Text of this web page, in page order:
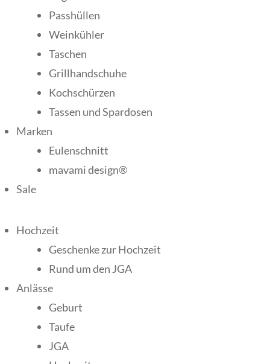
Passhüllen
Weinkühler
Taschen
Grillhandschuhe
Kochschürzen
Tassen und Spardosen
Marken
Eulenschnitt
mavami design®
Sale
Hochzeit
Geschenke zur Hochzeit
Rund um den JGA
Anlässe
Geburt
Taufe
JGA